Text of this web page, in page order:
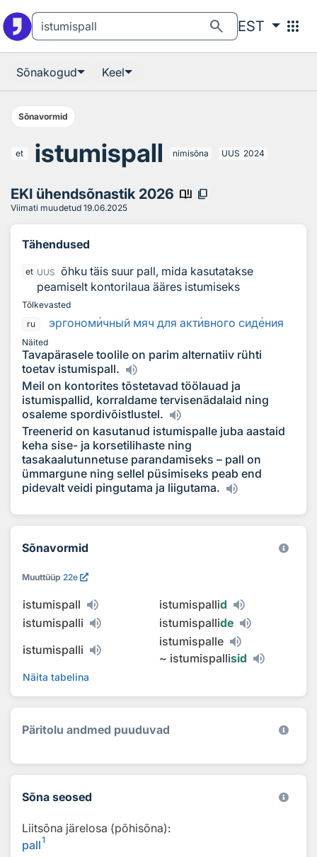
search EST apps
Sõnakogud Keel
Sõnavormid
et istumispall nimisõna UUS 2024
EKI ühendsõnastik 2026 book_ribbon content_copy
Viimati muudetud 19.06.2025
Tähendused
et UUS
õhku täis suur pall, mida kasutatakse
peamiselt kontorilaua ääres istumiseks
Tõlkevasted
ru
эргономичный мяч для активного сидения
Näited
Tavapärasele toolile on parim alternatiiv rühti
toetav istumispall.
Meil on kontorites tõstetavad töölauad ja
istumispallid, korraldame tervisenädalaid ning
osaleme spordivõistlustel.
Treenerid on kasutanud istumispalle juba aastaid
keha sise- ja korsetilihaste ning
tasakaalutunnetuse parandamiseks – pall on
ümmargune ning sellel püsimiseks peab end
pidevalt veidi pingutama ja liigutama.
Sõnavormid
Muuttüüp 22e
istumispall istumispallid
istumispalli
istumispallide
istumispalli
istumispalle
~ istumispallisid
Näita tabelina
Päritolu andmed puuduvad
Sõna seosed
Liitsõna järelosa (põhisõna):
pall1